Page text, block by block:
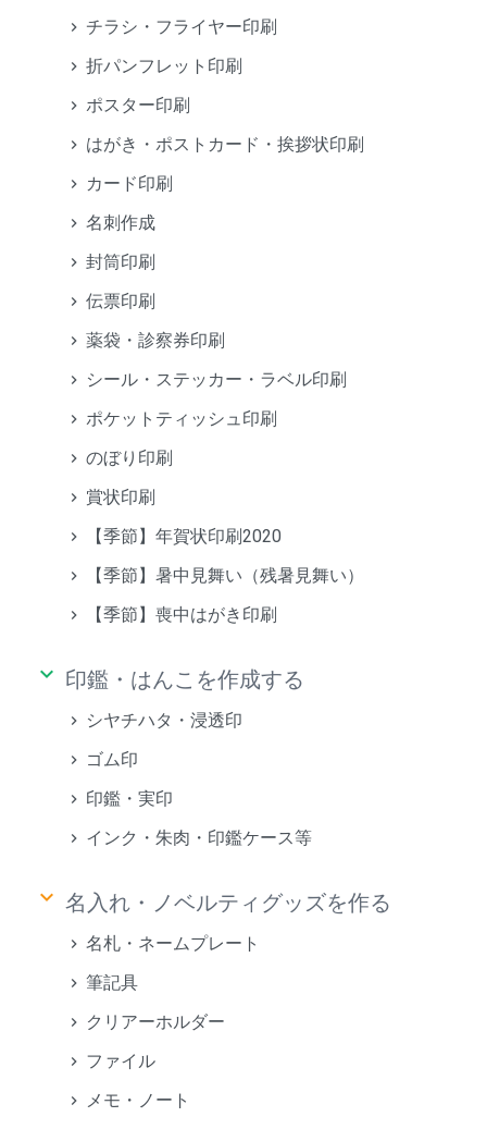
チラシ・フライヤー印刷
折パンフレット印刷
ポスター印刷
はがき・ポストカード・挨拶状印刷
カード印刷
名刺作成
封筒印刷
伝票印刷
薬袋・診察券印刷
シール・ステッカー・ラベル印刷
ポケットティッシュ印刷
のぼり印刷
賞状印刷
【季節】年賀状印刷2020
【季節】暑中見舞い（残暑見舞い）
【季節】喪中はがき印刷
keyboard_arrow_down 印鑑・はんこを作成する
シヤチハタ・浸透印
ゴム印
印鑑・実印
インク・朱肉・印鑑ケース等
keyboard_arrow_down 名入れ・ノベルティグッズを作る
名札・ネームプレート
筆記具
クリアーホルダー
ファイル
メモ・ノート